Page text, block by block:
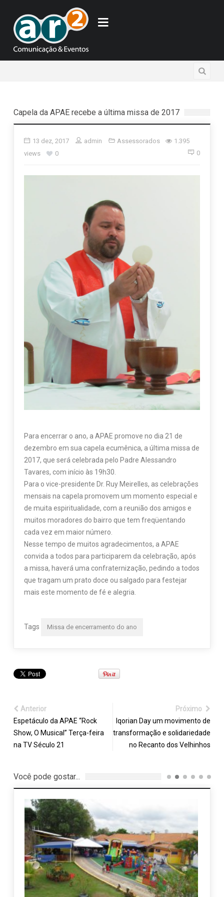
Capela da APAE recebe a última missa de 2017
13 dez, 2017 admin Assessorados
1.395
views
0 0
Para encerrar o ano, a APAE promove no dia 21 de
dezembro em sua capela ecumênica, a última missa de
2017, que será celebrada pelo Padre Alessandro
Tavares, com início às 19h30.
Para o vice-presidente Dr. Ruy Meirelles, as celebrações
mensais na capela promovem um momento especial e
de muita espiritualidade, com a reunião dos amigos e
muitos moradores do bairro que tem freqüentando
cada vez em maior número.
Nesse tempo de muitos agradecimentos, a APAE
convida a todos para participarem da celebração, após
a missa, haverá uma confraternização, pedindo a todos
que tragam um prato doce ou salgado para festejar
mais este momento de fé e alegria.
Tags Missa de encerramento do ano
Anterior
Espetáculo da APAE “Rock
Show, O Musical” Terça-feira
na TV Século 21
Próximo
Iqorian Day um movimento de
transformação e solidariedade
no Recanto dos Velhinhos
Você pode gostar...